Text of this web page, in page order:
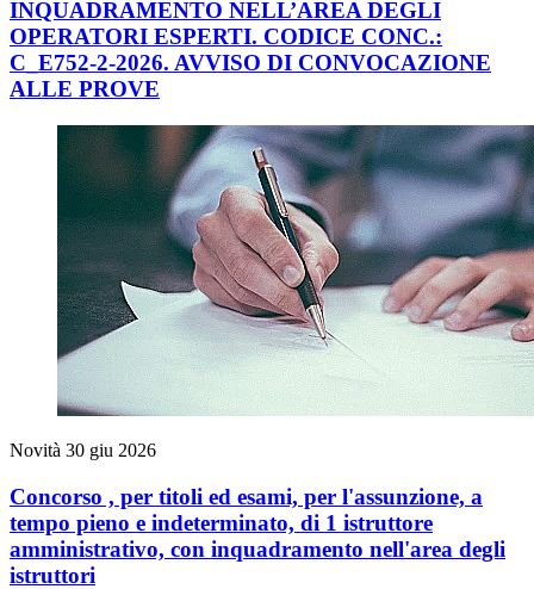
INQUADRAMENTO NELL’AREA DEGLI
OPERATORI ESPERTI. CODICE CONC.:
C_E752-2-2026. AVVISO DI CONVOCAZIONE
ALLE PROVE
Novità 30 giu 2026
Concorso , per titoli ed esami, per l'assunzione, a
tempo pieno e indeterminato, di 1 istruttore
amministrativo, con inquadramento nell'area degli
istruttori